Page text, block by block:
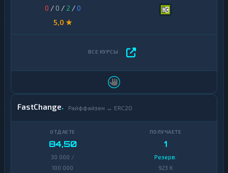
0 / 0 / 2 /0
5,0 ★
FastChange Райффайзен ↔ ERC20
84,50
30 000 /
100 000
1
Резерв:
923 K